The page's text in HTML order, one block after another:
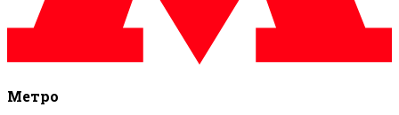
Метро